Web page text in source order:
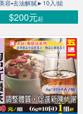
容▪去油解膩►10入/組
$200元起